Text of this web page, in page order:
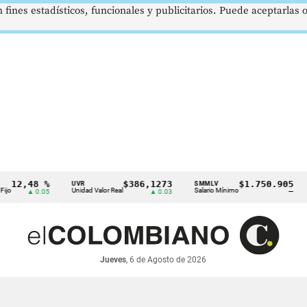
%
▲ 0.05 Unidad Valor Real
$386,1273
▲ 0.03
SMMLV
Salario Mínimo
$1.750.905
Jueves, 6 de Agosto de 2026
estadísticos, funcionales y publicitarios. Puede aceptarlas